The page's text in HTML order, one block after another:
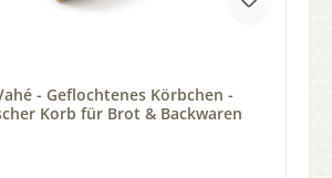
- Geflochtenes Körbchen -
Korb für Brot & Backwaren